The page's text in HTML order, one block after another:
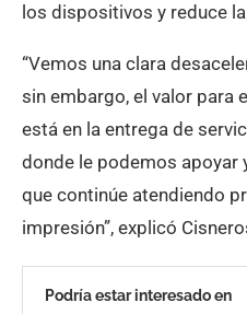
los dispositivos y reduce
“Vemos una clara
sin embargo, el valor para
está en la entrega de
donde le podemos apoyar
que continúe atendiendo
impresión”, explicó
Podría estar interesado en